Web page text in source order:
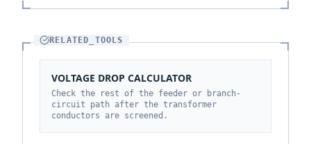
RELATED_TOOLS
VOLTAGE DROP CALCULATOR
Check the rest of the feeder or branch-
circuit path after the transformer
conductors are screened.